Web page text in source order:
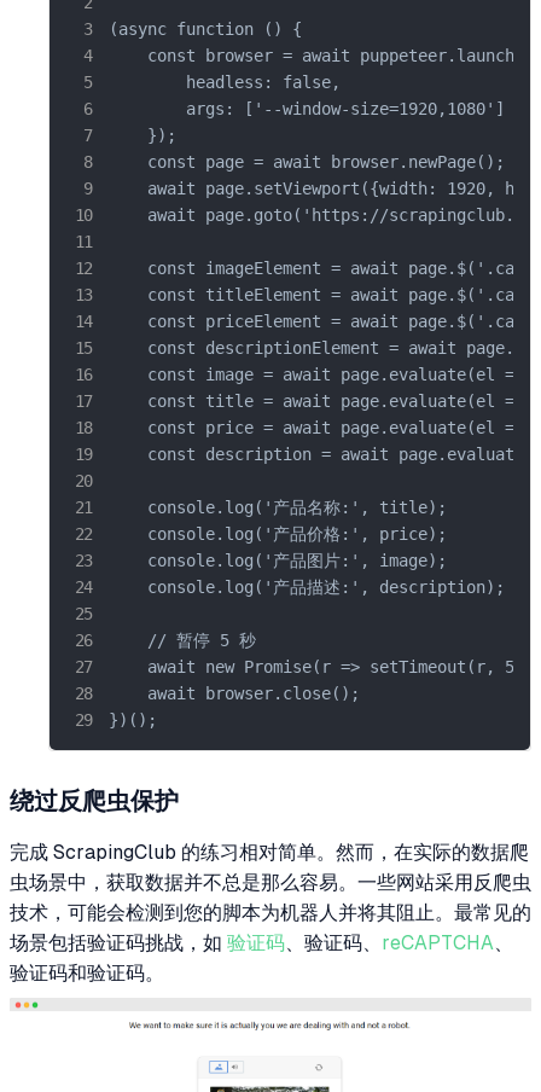
(async function () {
    const browser = await puppeteer.launch({
        headless: false,
        args: ['--window-size=1920,1080']
    });
    const page = await browser.newPage();
await page.setViewport({width: 1920,
await page.goto('https://
const imageElement = await
const titleElement = await
const priceElement = await
const descriptionElement = await
const image = await page.evaluate(el =>
const title = await page.evaluate(el =>
const price = await page.evaluate(el =>
const description = await
    console.log('产品名称:', title);
    console.log('产品价格:', price);
    console.log('产品图片:', image);
    console.log('产品描述:', description);
    // 暂停 5 秒
await new Promise(r => setTimeout(r,
    await browser.close();
})();
绕过反爬虫保护
完成 ScrapingClub 的练习相对简单。然而，在实际的数据爬
虫场景中，获取数据并不总是那么容易。一些网站采用反爬虫
技术，可能会检测到您的脚本为机器人并将其阻止。最常见的
场景包括验证码挑战，如 验证码 、验证码、 reCAPTCHA
验证码和验证码。